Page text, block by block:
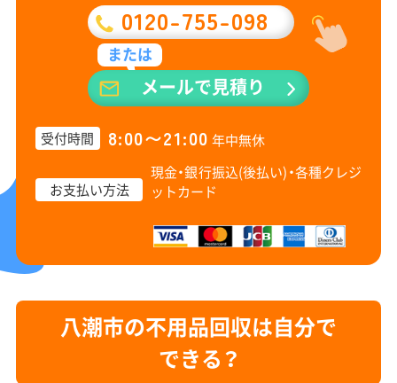
0120-755-098
または
メールで見積り
受付時間 8:00〜21:00 年中無休
お支払い方法
現金・銀行振込(後払い)・各種クレジ
ットカード
八潮市の不用品回収は自分で
できる？